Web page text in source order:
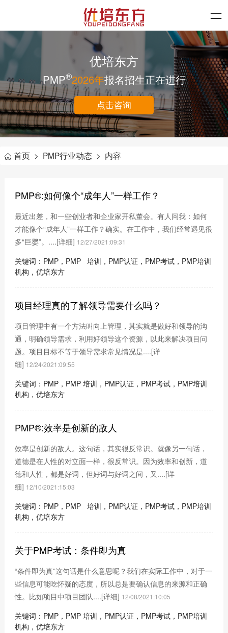
优培东方
PMP®2026年报名招生正在进行
点击咨询
首页 > PMP行业动态 > 内容
PMP®:如何像个“成年人”一样工作？
最近出差，和一些创业者和企业家开私董会。有人问我：如何
才能像个“成年人”一样工作？确实。在工作中，我们经常遇见很
多“巨婴”。....[详细] 12/27/2021:09:31
关键词：PMP，PMP 培训，PMP认证，PMP考试，PMP培训
机构，优培东方
项目经理真的了解领导需要什么吗？
项目管理中有一个方法叫向上管理，其实就是做好和领导的沟
通，明确领导需求，利用好领导这个资源，以此来解决项目问
题。项目目标不等于领导需求常见情况是....[详
细] 12/24/2021:09:55
关键词：PMP，PMP 培训，PMP认证，PMP考试，PMP培训
机构，优培东方
PMP®:效率是创新的敌人
效率是创新的敌人。这句话，其实很反常识。就像另一句话，
道德是在人性的对立面一样，很反常识。因为效率和创新，道
德和人性，都是好词，但好词与好词之间，又....[详
细] 12/10/2021:15:03
关键词：PMP，PMP 培训，PMP认证，PMP考试，PMP培训
机构，优培东方
关于PMP考试：条件即为真
“条件即为真”这句话是什么意思呢？我们在实际工作中，对于一
些信息可能吃怀疑的态度，所以总是要确认信息的来源和正确
性。比如项目中项目团队....[详细] 12/08/2021:10:05
关键词：PMP，PMP 培训，PMP认证，PMP考试，PMP培训
机构，优培东方